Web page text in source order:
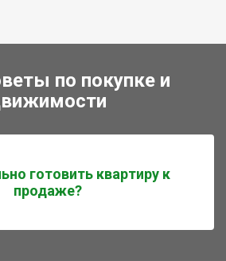
по покупке и
готовить квартиру к
продаже?